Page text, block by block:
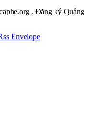
, Đăng ký Quảng
Envelope